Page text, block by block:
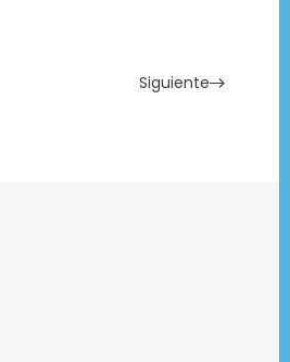
Siguiente